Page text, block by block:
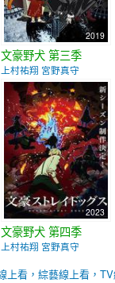
2019
文豪野犬 第三季
上村祐翔 宮野真守
2023
文豪野犬 第四季
上村祐翔 宮野真守
上看，綜藝線上看，